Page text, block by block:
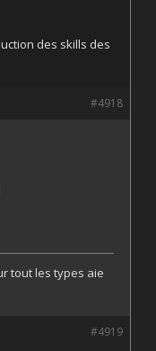
des skills des
#4918
tout les types aie
#4919